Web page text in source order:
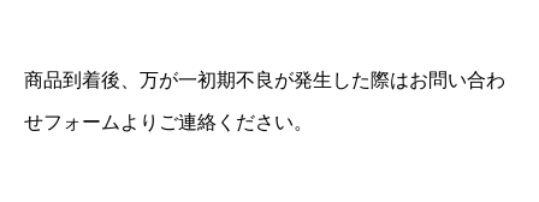
商品到着後、万が一初期不良が発生した際はお問い合わ
せフォームよりご連絡ください。